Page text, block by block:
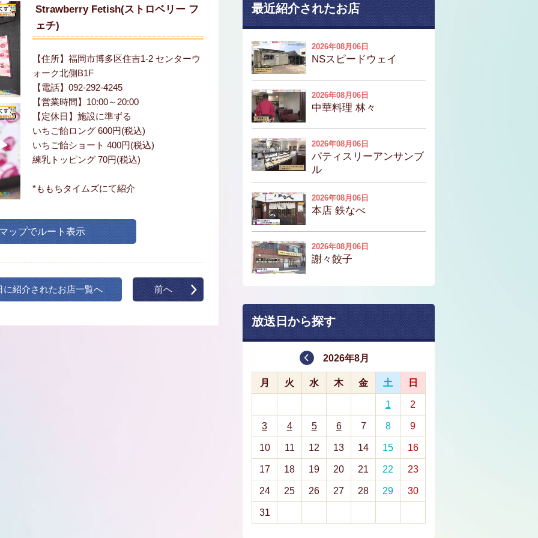
Strawberry Fetish(ストロベリー フ
ェチ)
【住所】福岡市博多区住吉1-2 センターウ
ォーク北側B1F
【電話】092-292-4245
【営業時間】10:00～20:00
【定休日】施設に準ずる
いちご飴ロング 600円(税込)
いちご飴ショート 400円(税込)
練乳トッピング 70円(税込)
*ももちタイムズにて紹介
ップでルート表示
に紹介されたお店一覧へ 前へ
最近紹介されたお店
2026年08月06日
NSスピードウェイ
2026年08月06日
中華料理 林々
2026年08月06日
パティスリーアンサンブ
ル
2026年08月06日
本店 鉄なべ
2026年08月06日
謝々餃子
放送日から探す
2026年8月
月 火 水 木 金 土 日
1 2
3 4 5 6 7 8 9
10 11 12 13 14 15 16
17 18 19 20 21 22 23
24 25 26 27 28 29 30
31